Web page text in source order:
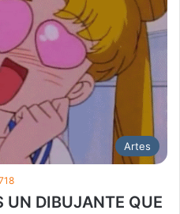
Artes
UN DIBUJANTE QUE